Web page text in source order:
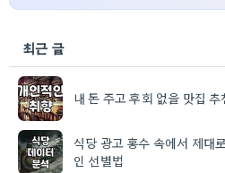
최근 글
내 돈 주고 후회 없을 맛집 추
식당 광고 홍수 속에서 제대
인 선별법